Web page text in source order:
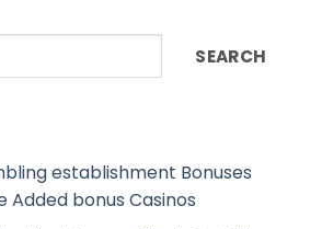
SEARCH
establishment Bonuses
Added bonus Casinos